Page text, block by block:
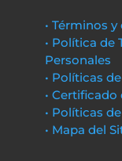
• Términos
• Política de
Personales
• Políticas
•
• Políticas
• Mapa del